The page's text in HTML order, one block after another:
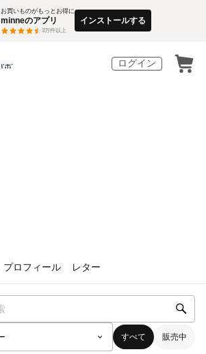
お買いものがもっとお得に
minneのアプリ
3万件以上
インストールする
ログイン
プロフィール レター
すべて 販売中